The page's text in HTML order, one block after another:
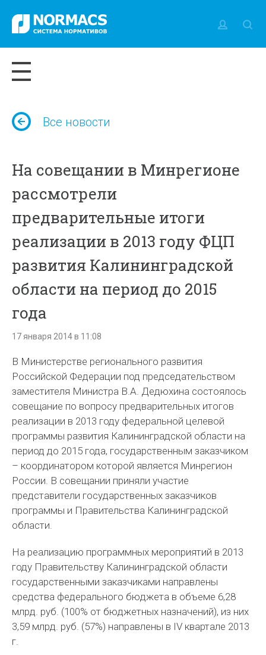
Все новости
На совещании в Минрегионе
рассмотрели
предварительные итоги
реализации в 2013 году ФЦП
развития Калининградской
области на период до 2015
года
17 января 2014 в 11:08
В Министерстве регионального развития
Российской Федерации под председательством
заместителя Министра В.А. Дедюхина состоялось
совещание по вопросу предварительных итогов
реализации в 2013 году федеральной целевой
программы развития Калининградской области на
период до 2015 года, государственным заказчиком
– координатором которой является Минрегион
России. В совещании приняли участие
представители государственных заказчиков
программы и Правительства Калининградской
области.
На реализацию программных мероприятий в 2013
году Правительству Калининградской области
государственными заказчиками направлены
средства федерального бюджета в объеме 6,28
млрд. руб. (100% от бюджетных назначений), из них
3,59 млрд. руб. (57%) направлены в IV квартале 2013
г.